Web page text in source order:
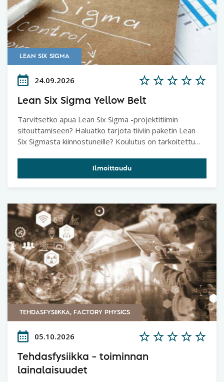
LEAN SIX SIGMA
24.09.2026
Lean Six Sigma Yellow Belt
Tarvitsetko apua Lean Six Sigma -projektitiimin
sitouttamiseen? Haluatko tarjota tiiviin paketin Lean
Six Sigmasta kiinnostuneille? Koulutus on tarkoitettu
Sigma -projekteissa. Kurssi tarjoaa yleiskuvan
pohjatietoja dataperusteiseen parantamiseen.
Ilmoittaudu
TEHDASFYSIIKKA, FACTORY PHYSICS
05.10.2026
Tehdasfysiikka – toiminnan
lainalaisuudet